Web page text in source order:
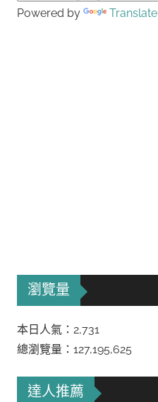
Powered by Translate
瀏覽量
本日人氣：2,731
總瀏覽量：127,195,625
達人推薦